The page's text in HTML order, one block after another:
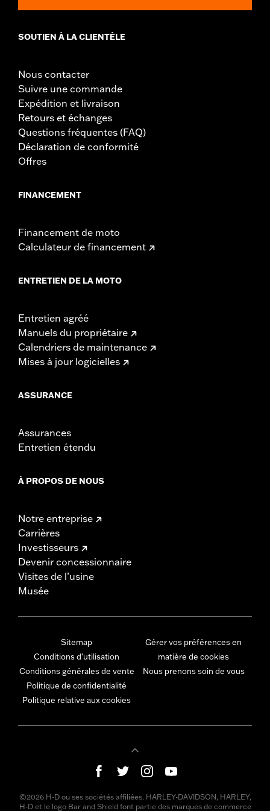
SOUTIEN À LA CLIENTÈLE
Nous contacter
Suivre une commande
Expédition et livraison
Retours et échanges
Questions fréquentes (FAQ)
Déclaration de conformité
Offres
FINANCEMENT
Financement de moto
Calculateur de financement
ENTRETIEN DE LA MOTO
Entretien agréé
Manuels du propriétaire
Calendriers de maintenance
Mises à jour logicielles
ASSURANCE
Assurances
Entretien étendu
À PROPOS DE NOUS
Notre entreprise
Carrières
Investisseurs
Devenir concessionnaire
Visites de l’usine
Musée
Sitemap
Conditions d'utilisation
Conditions générales de vente
Politique de confidentialité
Politique relative aux cookies
Gérer vos préférences en
matière de cookies
Nous prenons soin de vous
©2026 H-D ou ses sociétés affiliées. HARLEY-DAVIDSON, HARLEY,
H-D et le logo Bar and Shield font partie des marques de commerce